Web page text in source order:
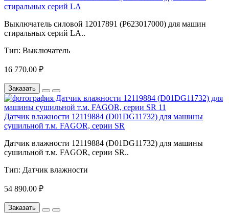
стиральных серий LA
Выключатель силовой 12017891 (P623017000) для машин
стиральных серий LA..
Тип: Выключатель
16 770.00 ₽
Заказать
Датчик влажности 12119884 (D01DG11732) для машины
сушильной т.м. FAGOR, серии SR
Датчик влажности 12119884 (D01DG11732) для машины
сушильной т.м. FAGOR, серии SR..
Тип: Датчик влажности
54 890.00 ₽
Заказать